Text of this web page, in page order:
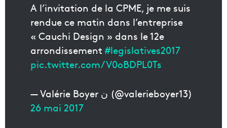
A l’invitation de la CPME, je me suis
rendue ce matin dans l’entreprise
« Cauchi Design » dans le 12e
arrondissement#legislatives2017
pic.twitter.com/V0oBDPL0Ts
— Valérie Boyer ن (@valerieboyer13)
26 mai 2017